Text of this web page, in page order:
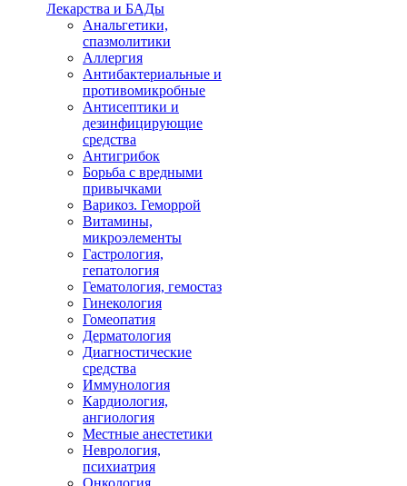
Лекарства и БАДы
Анальгетики,
спазмолитики
Аллергия
Антибактериальные и
противомикробные
Антисептики и
дезинфицирующие
средства
Антигрибок
Борьба с вредными
привычками
Варикоз. Геморрой
Витамины,
микроэлементы
Гастрология,
гепатология
Гематология, гемостаз
Гинекология
Гомеопатия
Дерматология
Диагностические
средства
Иммунология
Кардиология,
ангиология
Местные анестетики
Неврология,
психиатрия
Онкология